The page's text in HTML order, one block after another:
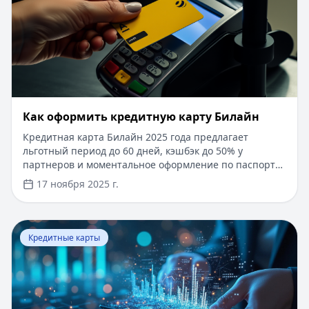
​Как оформить кредитную карту Билайн
Кредитная карта Билайн 2025 года предлагает
льготный период до 60 дней, кэшбэк до 50% у
партнеров и моментальное оформление по паспорту.
Заемные средства до 300 000 рублей доступны без
подтверждения дохода. Узнайте, как получить карту с
выгодными условиями и управлять финансами
эффективно. Для сравнения кредитных продуктов и
выбора оптимального решения воспользуйтесь
сервисом Кредитный Зай, где собраны актуальные
предложения от ведущих банков
17 ноября 2025 г.
Перейти к статье:Что такое паи фондов?
Кредитные карты